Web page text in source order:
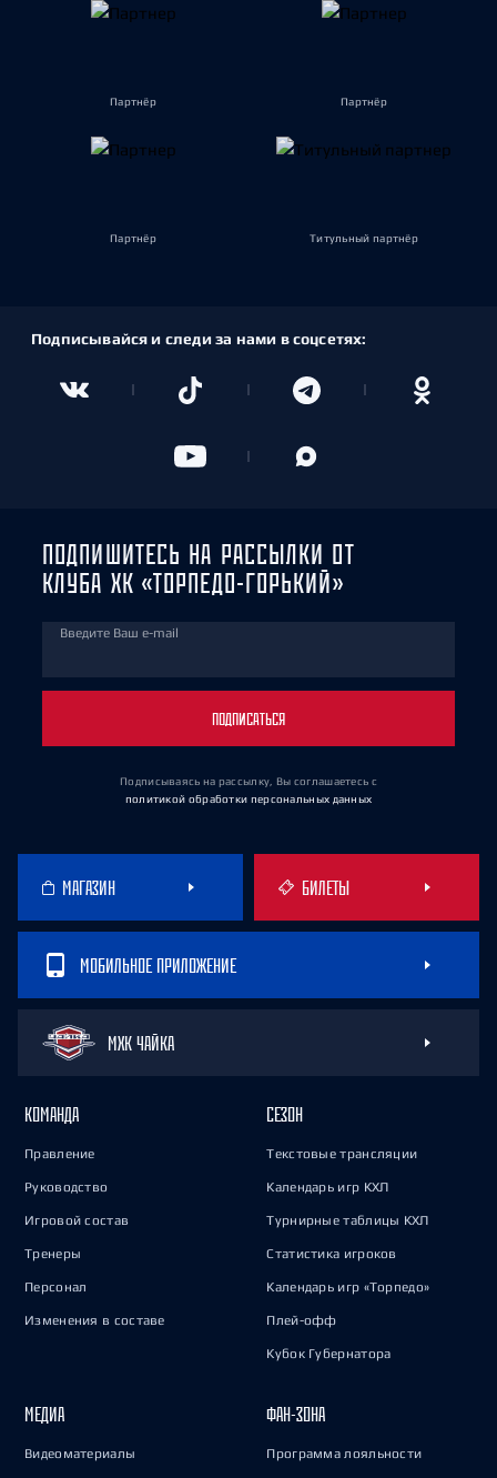
Партнёр Партнёр
Партнёр Титульный партнёр
Подписывайся и следи за нами в соцсетях:
ПОДПИШИТЕСЬ НА РАССЫЛКИ ОТ
КЛУБА ХК «ТОРПЕДО-ГОРЬКИЙ»
Введите Ваш e-mail
ПОДПИСАТЬСЯ
Подписываясь на рассылку, Вы соглашаетесь с
политикой обработки персональных данных
МАГАЗИН БИЛЕТЫ
МОБИЛЬНОЕ ПРИЛОЖЕНИЕ
МХК ЧАЙКА
КОМАНДА
Правление
Руководство
Игровой состав
Тренеры
Персонал
Изменения в составе
СЕЗОН
Текстовые трансляции
Календарь игр КХЛ
Турнирные таблицы КХЛ
Статистика игроков
Календарь игр «Торпедо»
Плей-офф
Кубок Губернатора
МЕДИА
Видеоматериалы
ФАН-ЗОНА
Программа лояльности